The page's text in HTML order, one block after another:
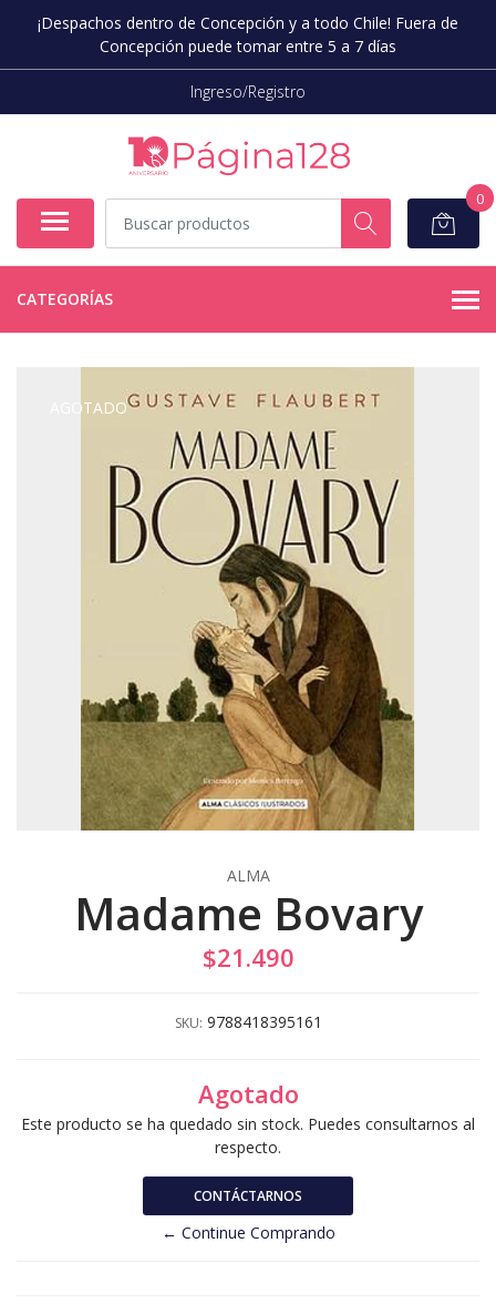
¡Despachos dentro de Concepción y a todo Chile! Fuera de
Concepción puede tomar entre 5 a 7 días
Ingreso/Registro
0
CATEGORÍAS
AGOTADO
ALMA
Madame Bovary
$21.490
SKU: 9788418395161
Agotado
Este producto se ha quedado sin stock. Puedes consultarnos al
respecto.
CONTÁCTARNOS
← Continue Comprando